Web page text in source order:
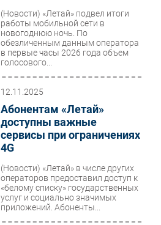
(Новости) «Летай» подвел итоги
работы мобильной сети в
новогоднюю ночь. По
обезличенным данным оператора
в первые часы 2026 года объем
голосового...
12.11.2025
Абонентам «Летай»
доступны важные
сервисы при ограничениях
4G
(Новости) «Летай» в числе других
операторов предоставил доступ к
«белому списку» государственных
услуг и социально значимых
приложений. Абоненты...